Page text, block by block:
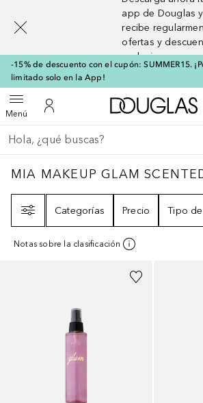
app de Douglas y
recibe
ofertas y
exclusivos
-15% de descuento con el cupón: SUMMER15.
limitado solo en la App!
MenúAbrir menúMi cuenta
Regresar
Ejecutar búsqueda
MIA MAKEUP GLAM
MIA MAKEUP GLAM
Categorías
Precio Tipo
Notas sobre la clasificación
[navigation.slideout.screenreader]